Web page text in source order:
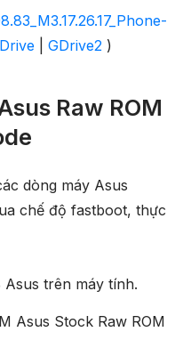
| GDrive2)
Raw ROM
dòng máy Asus
chế độ fastboot, thực
Asus trên máy tính.
Asus Stock Raw ROM